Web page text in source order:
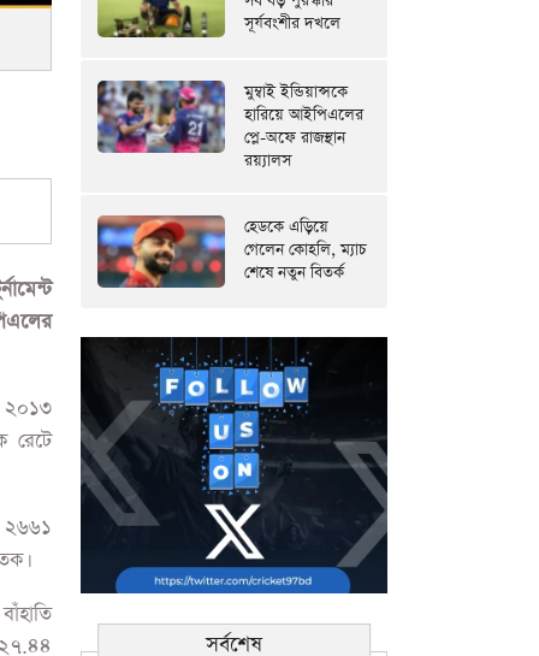
২০১৩
রেটে
২৬৬১
২৭.৪৪
সূর্যবংশীর দখলে
মুম্বাই ইন্ডিয়ান্সকে
হারিয়ে আইপিএলের
প্লে-অফে রাজস্থান
রয়্যালস
হেডকে এড়িয়ে
গেলেন কোহলি, ম্যাচ
শেষে নতুন বিতর্ক
সর্বশেষ